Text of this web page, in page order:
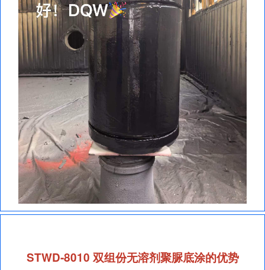
STWD‑8010 双组份无溶剂聚脲底涂的优势